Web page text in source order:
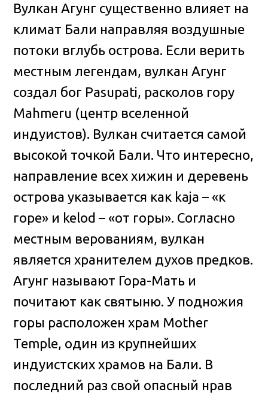
Вулкан Агунг существенно влияет на
климат Бали направляя воздушные
потоки вглубь острова. Если верить
местным легендам, вулкан Агунг
создал бог Pasupati, расколов гору
Mahmeru (центр вселенной
индуистов). Вулкан считается самой
высокой точкой Бали. Что интересно,
направление всех хижин и деревень
острова указывается как kaja – «к
горе» и kelod – «от горы». Согласно
местным верованиям, вулкан
является хранителем духов предков.
Агунг называют Гора-Мать и
почитают как святыню. У подножия
горы расположен храм Mother
Temple, один из крупнейших
индуистских храмов на Бали. В
последний раз свой опасный нрав